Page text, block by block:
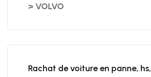
> VOLVO
Rachat de voiture en panne, hs,